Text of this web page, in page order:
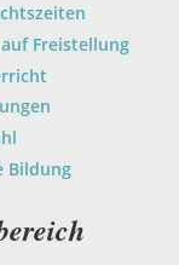
Freistellung
Bildung